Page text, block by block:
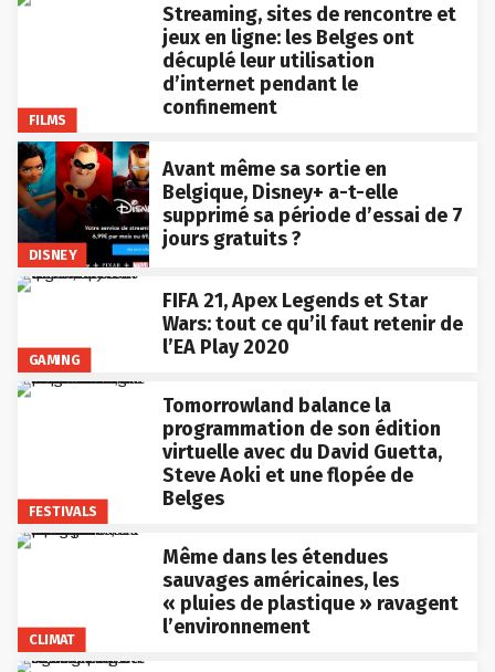
FILMS
Streaming, sites de rencontre et
jeux en ligne: les Belges ont
décuplé leur utilisation
d’internet pendant le
confinement
DISNEY
Avant même sa sortie en
Belgique, Disney+ a-t-elle
supprimé sa période d’essai de 7
jours gratuits ?
GAMING
FIFA 21, Apex Legends et Star
Wars: tout ce qu’il faut retenir de
l’EA Play 2020
FESTIVALS
Tomorrowland balance la
programmation de son édition
virtuelle avec du David Guetta,
Steve Aoki et une flopée de
Belges
CLIMAT
Même dans les étendues
sauvages américaines, les
« pluies de plastique » ravagent
l’environnement